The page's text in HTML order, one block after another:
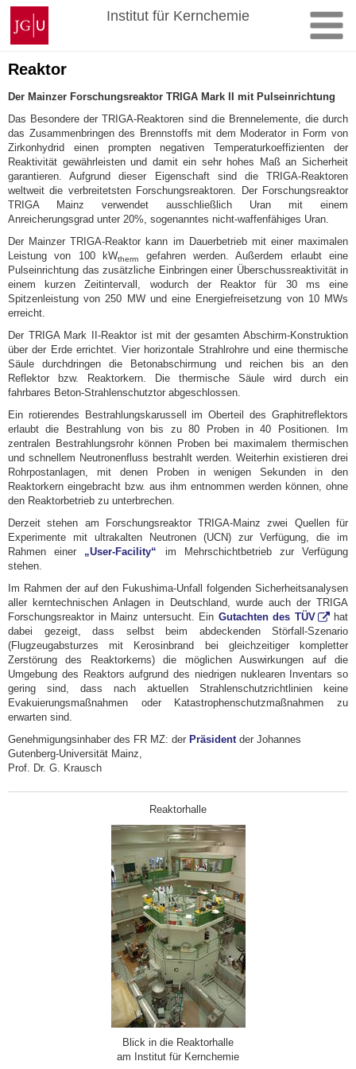
Zum
Inhalt
springen
Johannes
Gutenberg-
Universität
Mainz
Institut für Kernchemie
Reaktor
Der Mainzer Forschungsreaktor TRIGA Mark II mit Pulseinrichtung
Das Besondere der TRIGA-Reaktoren sind die Brennelemente, die durch
das Zusammenbringen des Brennstoffs mit dem Moderator in Form von
Zirkonhydrid einen prompten negativen Temperaturkoeffizienten der
Reaktivität gewährleisten und damit ein sehr hohes Maß an Sicherheit
garantieren. Aufgrund dieser Eigenschaft sind die TRIGA-Reaktoren
weltweit die verbreitetsten Forschungsreaktoren. Der Forschungsreaktor
TRIGA Mainz verwendet ausschließlich Uran mit einem
Anreicherungsgrad unter 20%, sogenanntes nicht-waffenfähiges Uran.
Der Mainzer TRIGA-Reaktor kann im Dauerbetrieb mit einer maximalen
Leistung von 100 kWtherm
gefahren werden. Außerdem erlaubt eine
Pulseinrichtung das zusätzliche Einbringen einer Überschussreaktivität in
einem kurzen Zeitintervall, wodurch der Reaktor für 30 ms eine
Spitzenleistung von 250 MW und eine Energiefreisetzung von 10 MWs
erreicht.
Der TRIGA Mark II-Reaktor ist mit der gesamten Abschirm-Konstruktion
über der Erde errichtet. Vier horizontale Strahlrohre und eine thermische
Säule durchdringen die Betonabschirmung und reichen bis an den
Reflektor bzw. Reaktorkern. Die thermische Säule wird durch ein
fahrbares Beton-Strahlenschutztor abgeschlossen.
Ein rotierendes Bestrahlungskarussell im Oberteil des Graphitreflektors
erlaubt die Bestrahlung von bis zu 80 Proben in 40 Positionen. Im
zentralen Bestrahlungsrohr können Proben bei maximalem thermischen
und schnellem Neutronenfluss bestrahlt werden. Weiterhin existieren drei
Rohrpostanlagen, mit denen Proben in wenigen Sekunden in den
Reaktorkern eingebracht bzw. aus ihm entnommen werden können, ohne
den Reaktorbetrieb zu unterbrechen.
Derzeit stehen am Forschungsreaktor TRIGA-Mainz zwei Quellen für
Experimente mit ultrakalten Neutronen (UCN) zur Verfügung, die im
Rahmen einer „User-Facility“ im Mehrschichtbetrieb zur Verfügung
stehen.
Im Rahmen der auf den Fukushima-Unfall folgenden Sicherheitsanalysen
aller kerntechnischen Anlagen in Deutschland, wurde auch der TRIGA
Forschungsreaktor in Mainz untersucht. Ein Gutachten des TÜV
hat
dabei gezeigt, dass selbst beim abdeckenden Störfall-Szenario
(Flugzeugabsturzes mit Kerosinbrand bei gleichzeitiger kompletter
Zerstörung des Reaktorkerns) die möglichen Auswirkungen auf die
Umgebung des Reaktors aufgrund des niedrigen nuklearen Inventars so
gering sind, dass nach aktuellen Strahlenschutzrichtlinien keine
Evakuierungsmaßnahmen oder Katastrophenschutzmaßnahmen zu
erwarten sind.
Genehmigungsinhaber des FR MZ: der Präsidentder Johannes
Gutenberg-Universität Mainz,
Prof. Dr. G. Krausch
Reaktorhalle
Blick in die Reaktorhalle
am Institut für Kernchemie